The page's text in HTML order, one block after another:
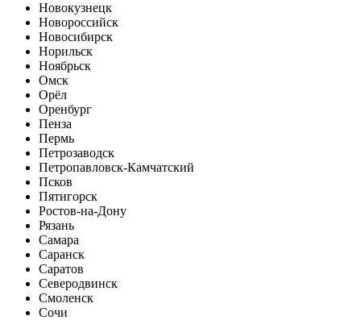
Новокузнецк
Новороссийск
Новосибирск
Норильск
Ноябрьск
Омск
Орёл
Оренбург
Пенза
Пермь
Петрозаводск
Петропавловск-Камчатский
Псков
Пятигорск
Ростов-на-Дону
Рязань
Самара
Саранск
Саратов
Северодвинск
Смоленск
Сочи